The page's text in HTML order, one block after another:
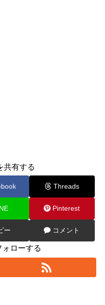
共有する
Threads
Pinterest
ー コメント
ローする